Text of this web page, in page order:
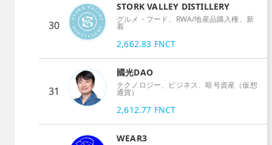
30
STORK VALLEY DISTILLERY
グルメ・フード、RWA/地産品購入権、新
着
2,662.83 FNCT
31
國光DAO
テクノロジー、ビジネス、暗号資産（仮想
通貨）
2,612.77 FNCT
WEAR3